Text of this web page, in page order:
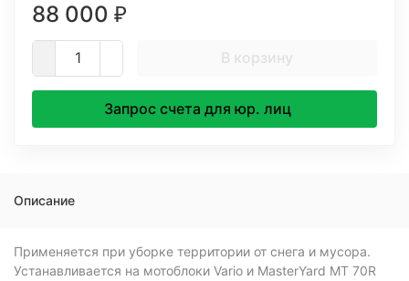
88 000 ₽
В корзину
Запрос счета для юр. лиц
Описание
Применяется при уборке территории от снега и мусора.
Устанавливается на мотоблоки Vario и MasterYard MT 70R